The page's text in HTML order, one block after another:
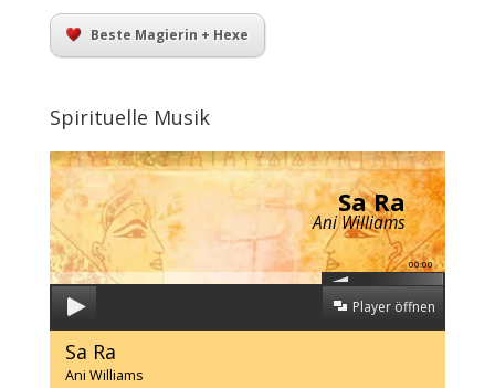
Beste Magierin + Hexe
Spirituelle Musik
Sa Ra
Ani Williams
00:00
Player öffnen
Sa Ra
Ani Williams